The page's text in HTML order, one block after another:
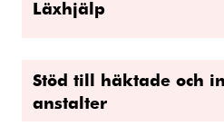
Läxhjälp
Stöd till häktade och
anstalter